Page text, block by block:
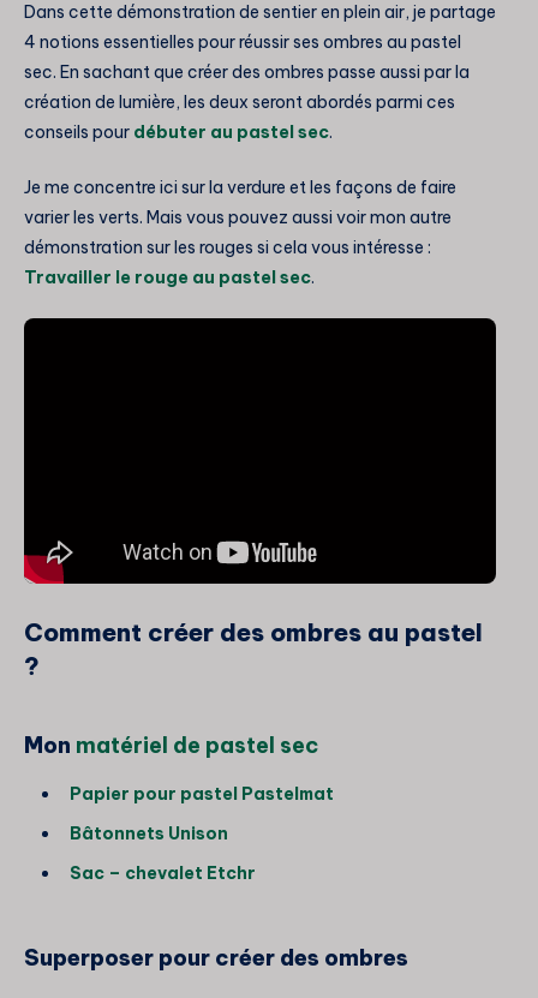
Dans cette démonstration de sentier en plein air, je partage
4 notions essentielles pour réussir ses ombres au pastel
sec. En sachant que créer des ombres passe aussi par la
création de lumière, les deux seront abordés parmi ces
conseils pour débuter au pastel sec.
Je me concentre ici sur la verdure et les façons de faire
varier les verts. Mais vous pouvez aussi voir mon autre
démonstration sur les rouges si cela vous intéresse :
Travailler le rouge au pastel sec.
Comment créer des ombres au pastel
?
Mon matériel de pastel sec
Papier pour pastel Pastelmat
Bâtonnets Unison
Sac – chevalet Etchr
Superposer pour créer des ombres